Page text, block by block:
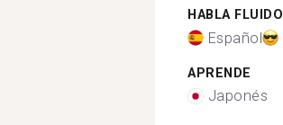
HABLA FLUIDO
Español
APRENDE
Japonés